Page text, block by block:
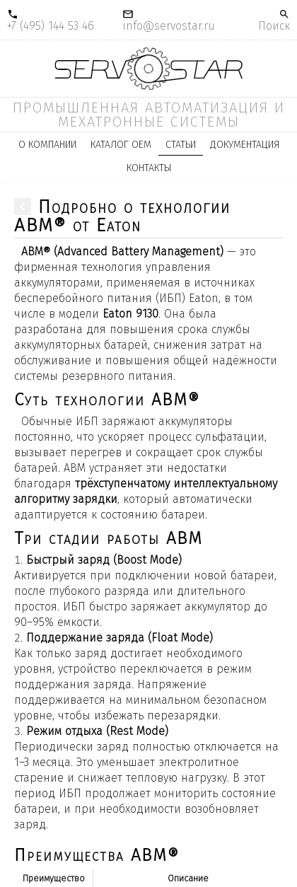
+7 (495) 144 53 46 info@servostar.ru Поиск
ПРОМЫШЛЕННАЯ АВТОМАТИЗАЦИЯ И
МЕХАТРОННЫЕ СИСТЕМЫ
О КОМПАНИИ СТАТЬИ ДОКУМЕНТАЦИЯ
КАТАЛОГ ОЕМ
КОНТАКТЫ
Подробно о технологии
ABM® от Eaton
ABM® (Advanced Battery Management) — это
фирменная технология управления
аккумуляторами, применяемая в источниках
бесперебойного питания (ИБП) Eaton, в том
числе в модели Eaton 9130. Она была
разработана для повышения срока службы
аккумуляторных батарей, снижения затрат на
обслуживание и повышения общей надёжности
системы резервного питания.
Суть технологии ABM®
Обычные ИБП заряжают аккумуляторы
постоянно, что ускоряет процесс сульфатации,
вызывает перегрев и сокращает срок службы
батарей. ABM устраняет эти недостатки
благодаря трёхступенчатому интеллектуальному
алгоритму зарядки, который автоматически
адаптируется к состоянию батареи.
Три стадии работы ABM
Быстрый заряд (Boost Mode)
Активируется при подключении новой батареи,
после глубокого разряда или длительного
простоя. ИБП быстро заряжает аккумулятор до
90–95% ёмкости.
Поддержание заряда (Float Mode)
Как только заряд достигает необходимого
уровня, устройство переключается в режим
поддержания заряда. Напряжение
поддерживается на минимальном безопасном
уровне, чтобы избежать перезарядки.
Режим отдыха (Rest Mode)
Периодически заряд полностью отключается на
1–3 месяца. Это уменьшает электролитное
старение и снижает тепловую нагрузку. В этот
период ИБП продолжает мониторить состояние
батареи, и при необходимости возобновляет
заряд.
Преимущества ABM®
Преимущество
Описание